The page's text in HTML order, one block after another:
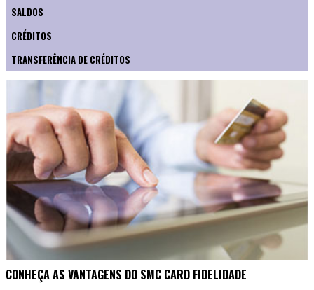
SALDOS
CRÉDITOS
TRANSFERÊNCIA DE CRÉDITOS
CONHEÇA AS VANTAGENS DO SMC CARD FIDELIDADE